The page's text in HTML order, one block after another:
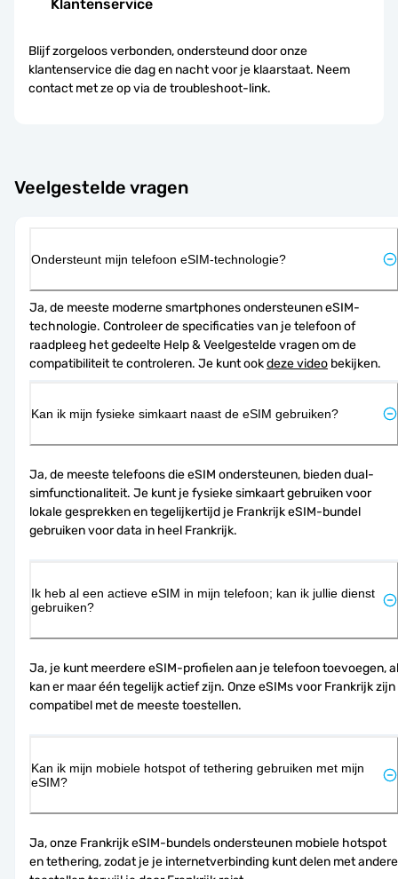
Klantenservice
Blijf zorgeloos verbonden, ondersteund door onze
klantenservice die dag en nacht voor je klaarstaat. Neem
contact met ze op via de troubleshoot-link.
Veelgestelde vragen
Ondersteunt mijn telefoon eSIM-technologie?
Ja, de meeste moderne smartphones ondersteunen eSIM-
technologie. Controleer de specificaties van je telefoon of
raadpleeg het gedeelte Help & Veelgestelde vragen om de
compatibiliteit te controleren. Je kunt ook deze video bekijken.
Kan ik mijn fysieke simkaart naast de eSIM gebruiken?
Ja, de meeste telefoons die eSIM ondersteunen, bieden dual-
simfunctionaliteit. Je kunt je fysieke simkaart gebruiken voor
lokale gesprekken en tegelijkertijd je Frankrijk eSIM-bundel
gebruiken voor data in heel Frankrijk.
Ik heb al een actieve eSIM in mijn telefoon; kan ik jullie dienst
gebruiken?
Ja, je kunt meerdere eSIM-profielen aan je telefoon toevoegen, al
kan er maar één tegelijk actief zijn. Onze eSIMs voor Frankrijk zijn
compatibel met de meeste toestellen.
Kan ik mijn mobiele hotspot of tethering gebruiken met mijn
eSIM?
Ja, onze Frankrijk eSIM-bundels ondersteunen mobiele hotspot
en tethering, zodat je je internetverbinding kunt delen met andere